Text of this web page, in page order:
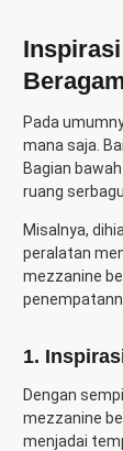
Pada
mana saja.
Bagian
ruang
Misalnya,
peralatan
mezzanine
1.
Dengan
mezzanine
menjadai